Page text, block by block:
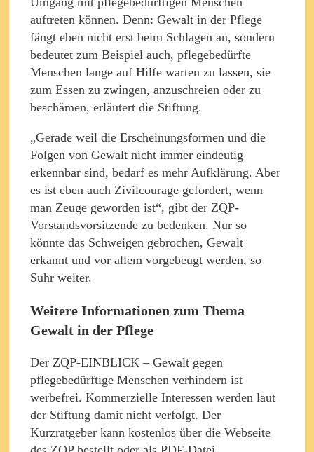
auftreten können. Denn: Gewalt in der Pflege
fängt eben nicht erst beim Schlagen an, sondern
bedeutet zum Beispiel auch, pflegebedürfte
Menschen lange auf Hilfe warten zu lassen, sie
zum Essen zu zwingen, anzuschreien oder zu
beschämen, erläutert die Stiftung.
„Gerade weil die Erscheinungsformen und die
Folgen von Gewalt nicht immer eindeutig
erkennbar sind, bedarf es mehr Aufklärung. Aber
es ist eben auch Zivilcourage gefordert, wenn
man Zeuge geworden ist“, gibt der ZQP-
Vorstandsvorsitzende zu bedenken. Nur so
könnte das Schweigen gebrochen, Gewalt
erkannt und vor allem vorgebeugt werden, so
Suhr weiter.
Weitere Informationen zum Thema
Gewalt in der Pflege
Der ZQP-EINBLICK – Gewalt gegen
pflegebedürftige Menschen verhindern ist
werbefrei. Kommerzielle Interessen werden laut
der Stiftung damit nicht verfolgt. Der
Kurzratgeber kann kostenlos über die Webseite